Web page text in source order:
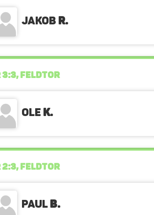
Jakob R.
3:3, FELDTOR
Ole K.
2:3, FELDTOR
PaulB.